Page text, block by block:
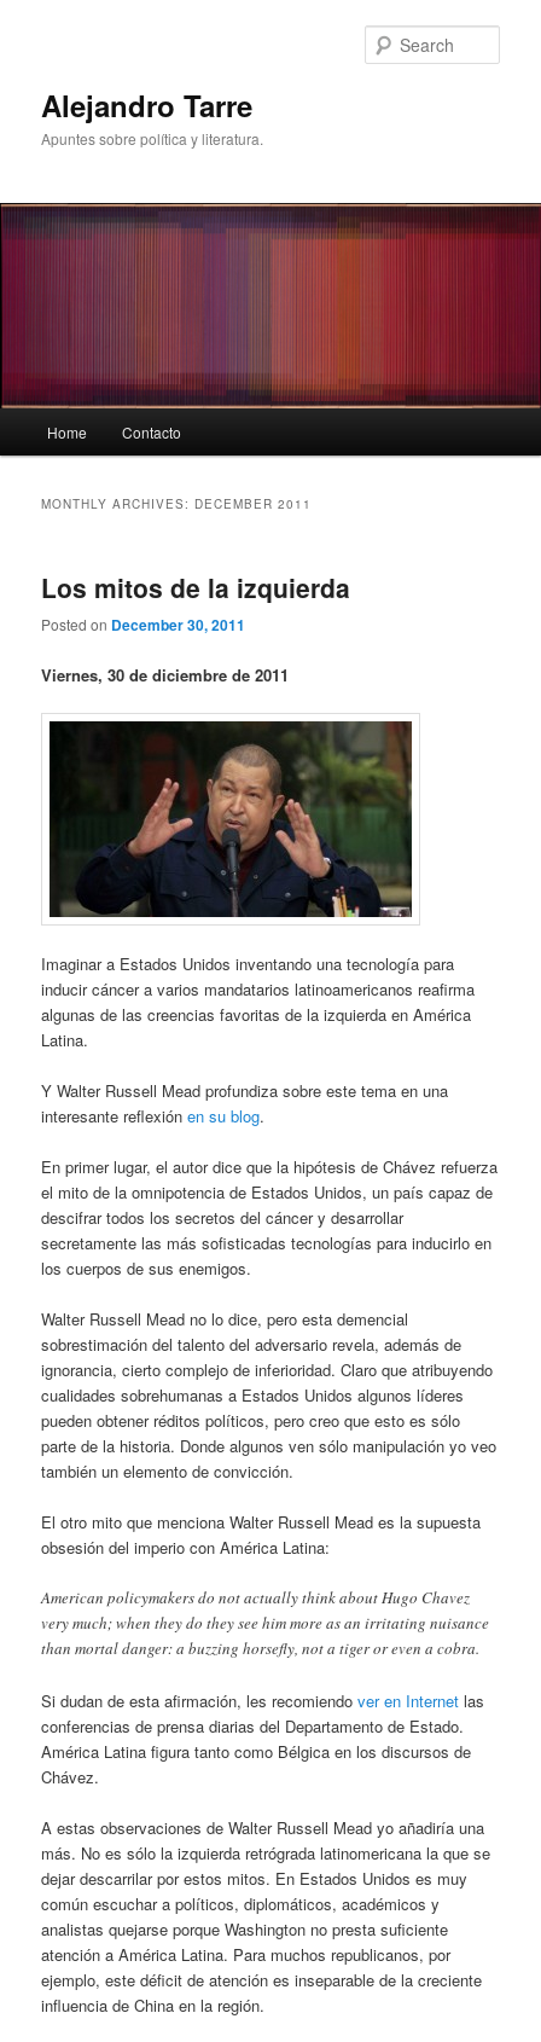
Alejandro Tarre
Apuntes sobre política y literatura.
Home Contacto
MONTHLY ARCHIVES: DECEMBER 2011
Los mitos de la izquierda
Posted on December 30, 2011
Viernes, 30 de diciembre de 2011
Imaginar a Estados Unidos inventando una tecnología para
inducir cáncer a varios mandatarios latinoamericanos reafirma
algunas de las creencias favoritas de la izquierda en América
Latina.
Y Walter Russell Mead profundiza sobre este tema en una
interesante reflexiónen su blog.
En primer lugar, el autor dice que la hipótesis de Chávez refuerza
el mito de la omnipotencia de Estados Unidos, un país capaz de
descifrar todos los secretos del cáncer y desarrollar
secretamente las más sofisticadas tecnologías para inducirlo en
los cuerpos de sus enemigos.
Walter Russell Mead no lo dice, pero esta demencial
sobrestimación del talento del adversario revela, además de
ignorancia, cierto complejo de inferioridad. Claro que atribuyendo
cualidades sobrehumanas a Estados Unidos algunos líderes
pueden obtener réditos políticos, pero creo que esto es sólo
parte de la historia. Donde algunos ven sólo manipulación yo veo
también un elemento de convicción.
El otro mito que menciona Walter Russell Mead es la supuesta
obsesión del imperio con América Latina:
American policymakers do not actually think about Hugo Chavez
very much; when they do they see him more as an irritating nuisance
than mortal danger: a buzzing horsefly, not a tiger or even a cobra.
Si dudan de esta afirmación, les recomiendover en Internet las
conferencias de prensa diarias del Departamento de Estado.
América Latina figura tanto como Bélgica en los discursos de
Chávez.
A estas observaciones de Walter Russell Mead yo añadiría una
más. No es sólo la izquierda retrógrada latinomericana la que se
dejar descarrilar por estos mitos. En Estados Unidos es muy
común escuchar a políticos, diplomáticos, académicos y
analistas quejarse porque Washington no presta suficiente
atención a América Latina. Para muchos republicanos, por
ejemplo, este déficit de atención es inseparable de la creciente
influencia de China en la región.